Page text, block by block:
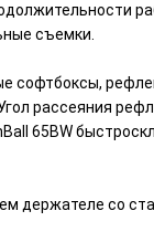
съемки.
рассеяния
65BW
держателе со